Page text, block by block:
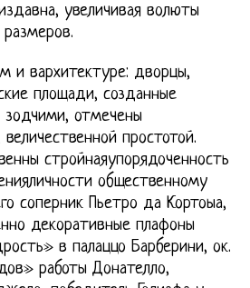
увеличивая волюты
и вархитектуре: дворцы,
площади, созданные
отмечены
простотой.
стройнаяупорядоченность
общественному
соперник Пьетро да Кортоыа,
декоративные плафоны
в палаццо Барберини, ок.
работы Донателло,